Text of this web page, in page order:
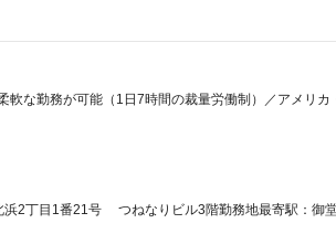
な勤務が可能（1日7時間の裁量労働制）／アメリカ
浜2丁目1番21号 つねなりビル3階勤務地最寄駅：御